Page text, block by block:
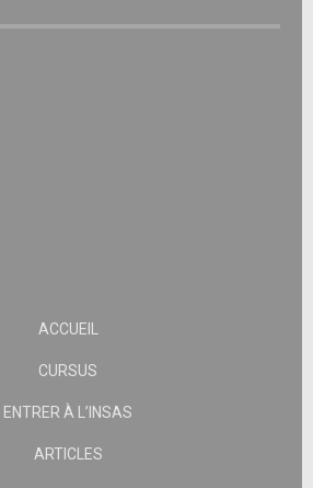
ACCUEIL
CURSUS
ENTRER À L’INSAS
ARTICLES